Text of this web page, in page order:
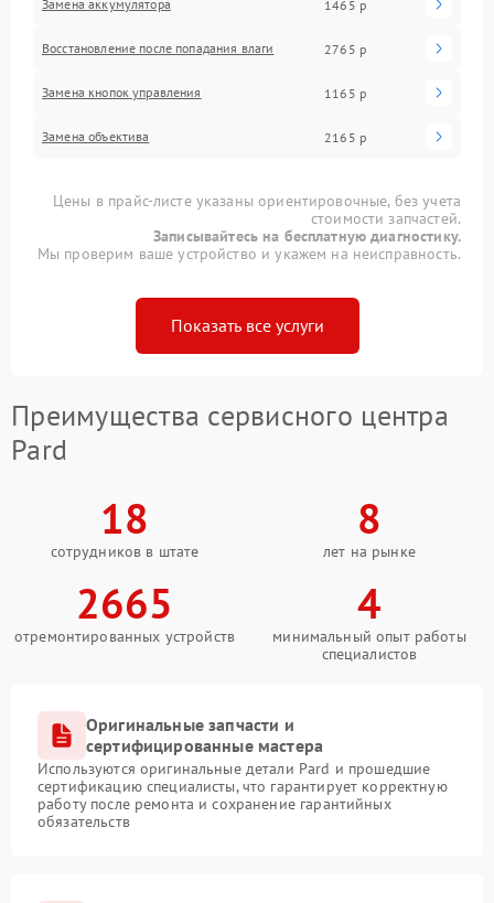
Замена аккумулятора 1465 р
Восстановление после попадания влаги 2765 р
Замена кнопок управления 1165 р
Замена объектива 2165 р
Цены в прайс-листе указаны ориентировочные, без учета
стоимости запчастей.
Записывайтесь на бесплатную диагностику.
Мы проверим ваше устройство и укажем на неисправность.
Показать все услуги
Преимущества сервисного центра
Pard
18
сотрудников в штате
8
лет на рынке
2665
отремонтированных устройств
4
минимальный опыт работы
специалистов
Оригинальные запчасти и
сертифицированные мастера
Используются оригинальные детали Pard и прошедшие
сертификацию специалисты, что гарантирует корректную
работу после ремонта и сохранение гарантийных
обязательств